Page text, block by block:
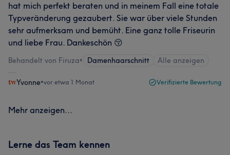
hat mich perfekt beraten und in meinem Fall eine totale
Typveränderung gezaubert. Sie war über viele Stunden
sehr aufmerksam und bemüht. Eine ganz tolle Friseurin
und liebe Frau. Dankeschön 😚
Behandelt von Firuza• Damenhaarschnitt Alle anzeigen
Yvonne•vor etwa 1 Monat Verifizierte Bewertung
Mehr anzeigen...
Lerne das Team kennen